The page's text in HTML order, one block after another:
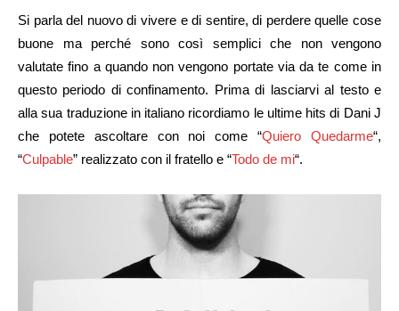
Si parla del nuovo di vivere e di sentire, di perdere quelle cose
buone ma perché sono così semplici che non vengono
valutate fino a quando non vengono portate via da te come in
questo periodo di confinamento. Prima di lasciarvi al testo e
alla sua traduzione in italiano ricordiamo le ultime hits di Dani J
che potete ascoltare con noi come “Quiero Quedarme“,
“Culpable” realizzato con il fratello e “Todo de mi“.